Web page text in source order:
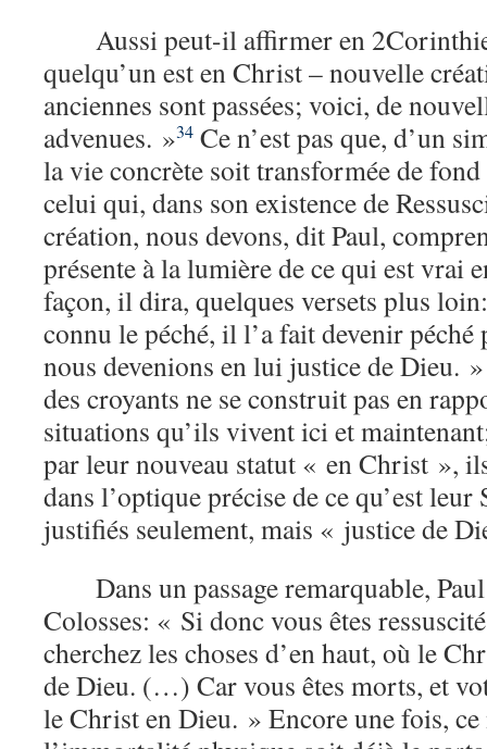
Aussi peut-il affirmer en
quelqu’un est en Christ – nouvelle
anciennes sont passées; voici, de
advenues. »34 Ce n’est pas que, d’un
la vie concrète soit transformée de
celui qui, dans son existence de
création, nous devons, dit Paul,
présente à la lumière de ce qui est vrai
façon, il dira, quelques versets plus
connu le péché, il l’a fait devenir
nous devenions en lui justice de Dieu.
des croyants ne se construit pas en
situations qu’ils vivent ici et
par leur nouveau statut « en Christ »,
dans l’optique précise de ce qu’est
justifiés seulement, mais « justice de
Dans un passage remarquable,
Colosses: « Si donc vous êtes
cherchez les choses d’en haut, où le
de Dieu. (…) Car vous êtes morts, et
le Christ en Dieu. » Encore une fois, ce